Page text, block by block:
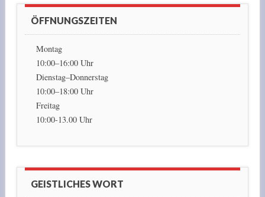
ÖFFNUNGSZEITEN
Montag
10:00–16:00 Uhr
Dienstag–Donnerstag
10:00–18:00 Uhr
Freitag
10:00-13.00 Uhr
GEISTLICHES WORT